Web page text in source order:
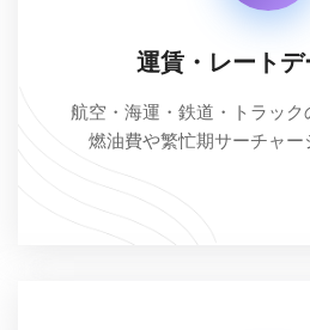
運賃・レート
航空・海運・鉄道・トラック
燃油費や繁忙期サーチャー